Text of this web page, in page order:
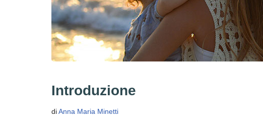
Introduzione
diAnna Maria Minetti